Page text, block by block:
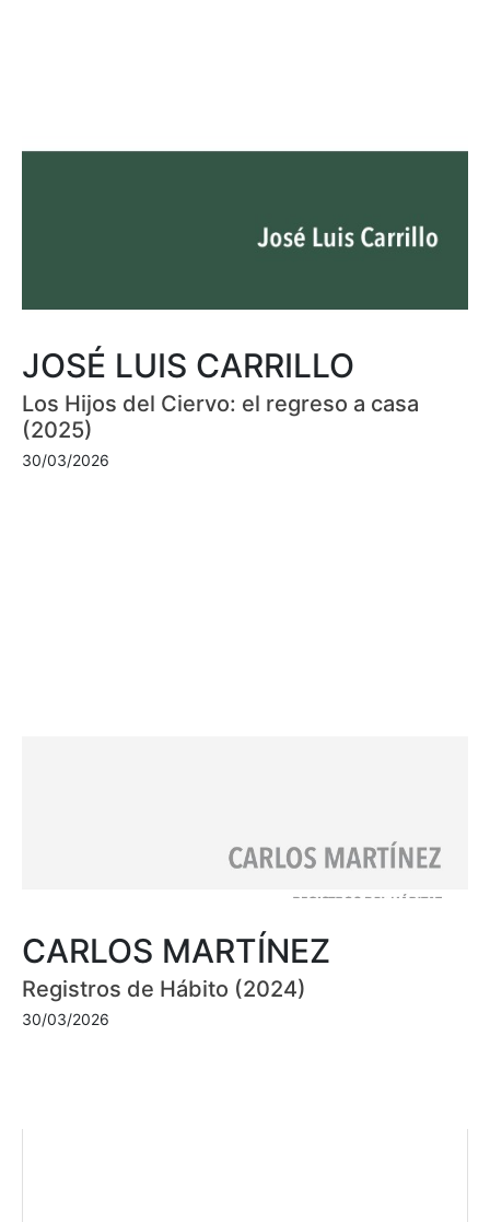
JOSÉ LUIS CARRILLO
Los Hijos del Ciervo: el regreso a casa
(2025)
30/03/2026
CARLOS MARTÍNEZ
Registros de Hábito (2024)
30/03/2026